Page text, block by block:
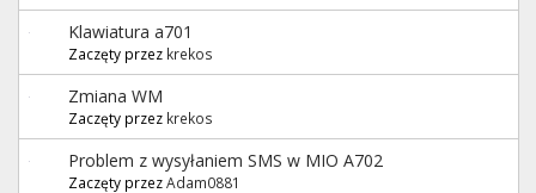
Klawiatura a701
Zaczęty przez krekos
Zmiana WM
Zaczęty przez krekos
Problem z wysyłaniem SMS w MIO A702
Zaczęty przezAdam0881